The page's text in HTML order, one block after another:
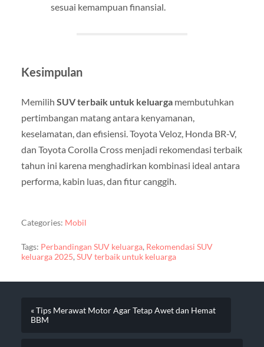
sesuai kemampuan finansial.
Kesimpulan
Memilih SUV terbaik untuk keluargamembutuhkan
pertimbangan matang antara kenyamanan,
keselamatan, dan efisiensi. Toyota Veloz, Honda BR-V,
dan Toyota Corolla Cross menjadi rekomendasi terbaik
tahun ini karena menghadirkan kombinasi ideal antara
performa, kabin luas, dan fitur canggih.
Categories: Mobil
Tags: Perbandingan SUV keluarga, Rekomendasi SUV
keluarga 2025, SUV terbaik untuk keluarga
« Tips Merawat Motor Agar Tetap Awet dan Hemat
BBM